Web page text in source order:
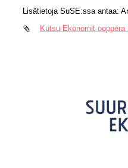
Lisätietoja SuSE:ssa antaa:
Kutsu Ekonomit